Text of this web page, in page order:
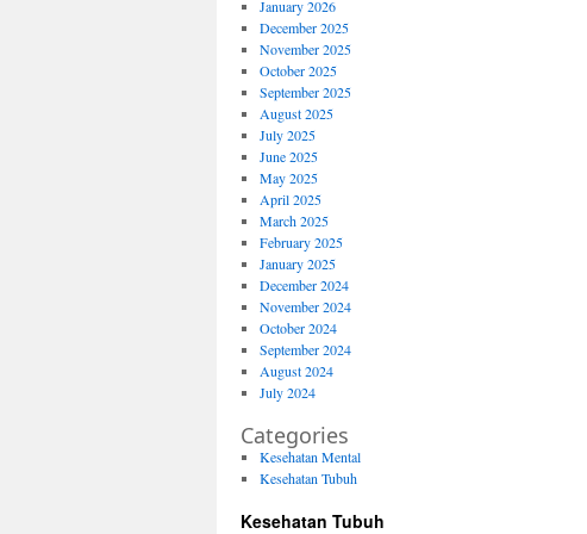
January 2026
December 2025
November 2025
October 2025
September 2025
August 2025
July 2025
June 2025
May 2025
April 2025
March 2025
February 2025
January 2025
December 2024
November 2024
October 2024
September 2024
August 2024
July 2024
Categories
Kesehatan Mental
Kesehatan Tubuh
Kesehatan Tubuh